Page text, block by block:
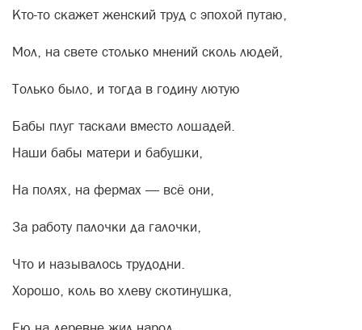
Кто-то скажет женский труд с эпохой путаю,
Мол, на свете столько мнений сколь людей,
Только было, и тогда в годину лютую
Бабы плуг таскали вместо лошадей.
Наши бабы матери и бабушки,
На полях, на фермах — всё они,
За работу палочки да галочки,
Что и называлось трудодни.
Хорошо, коль во хлеву скотинушка,